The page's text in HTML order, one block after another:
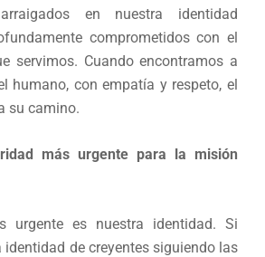
en nuestra identidad
comprometidos con el
servimos. Cuando encontramos a
humano, con empatía y respeto, el
su camino.
más urgente para la misión
urgente es nuestra identidad. Si
identidad de creyentes siguiendo las